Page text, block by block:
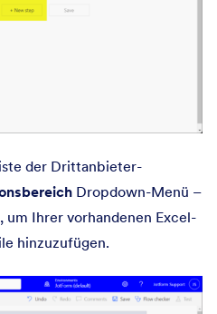
der Drittanbieter-
Dropdown-Menü –
, um Ihrer vorhandenen Excel-
hinzuzufügen.